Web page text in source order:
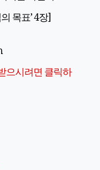
목표’ 4장]
으시려면 클릭하